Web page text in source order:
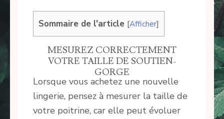
Sommaire de l'article [Afficher]
MESUREZ CORRECTEMENT
VOTRE TAILLE DE SOUTIEN-
GORGE
Lorsque vous achetez une nouvelle
lingerie, pensez à mesurer la taille de
votre poitrine, car elle peut évoluer